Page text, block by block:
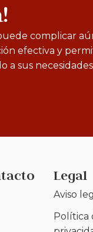
complicar
efectiva y
a sus
Legal
Aviso
Política